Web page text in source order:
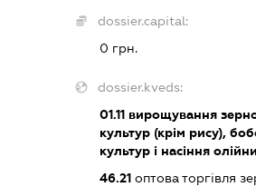
dossier.capital:
0 грн.
dossier.kveds:
01.11 вирощування
культур (крім рису),
культур і насіння
46.21 оптова торгівля